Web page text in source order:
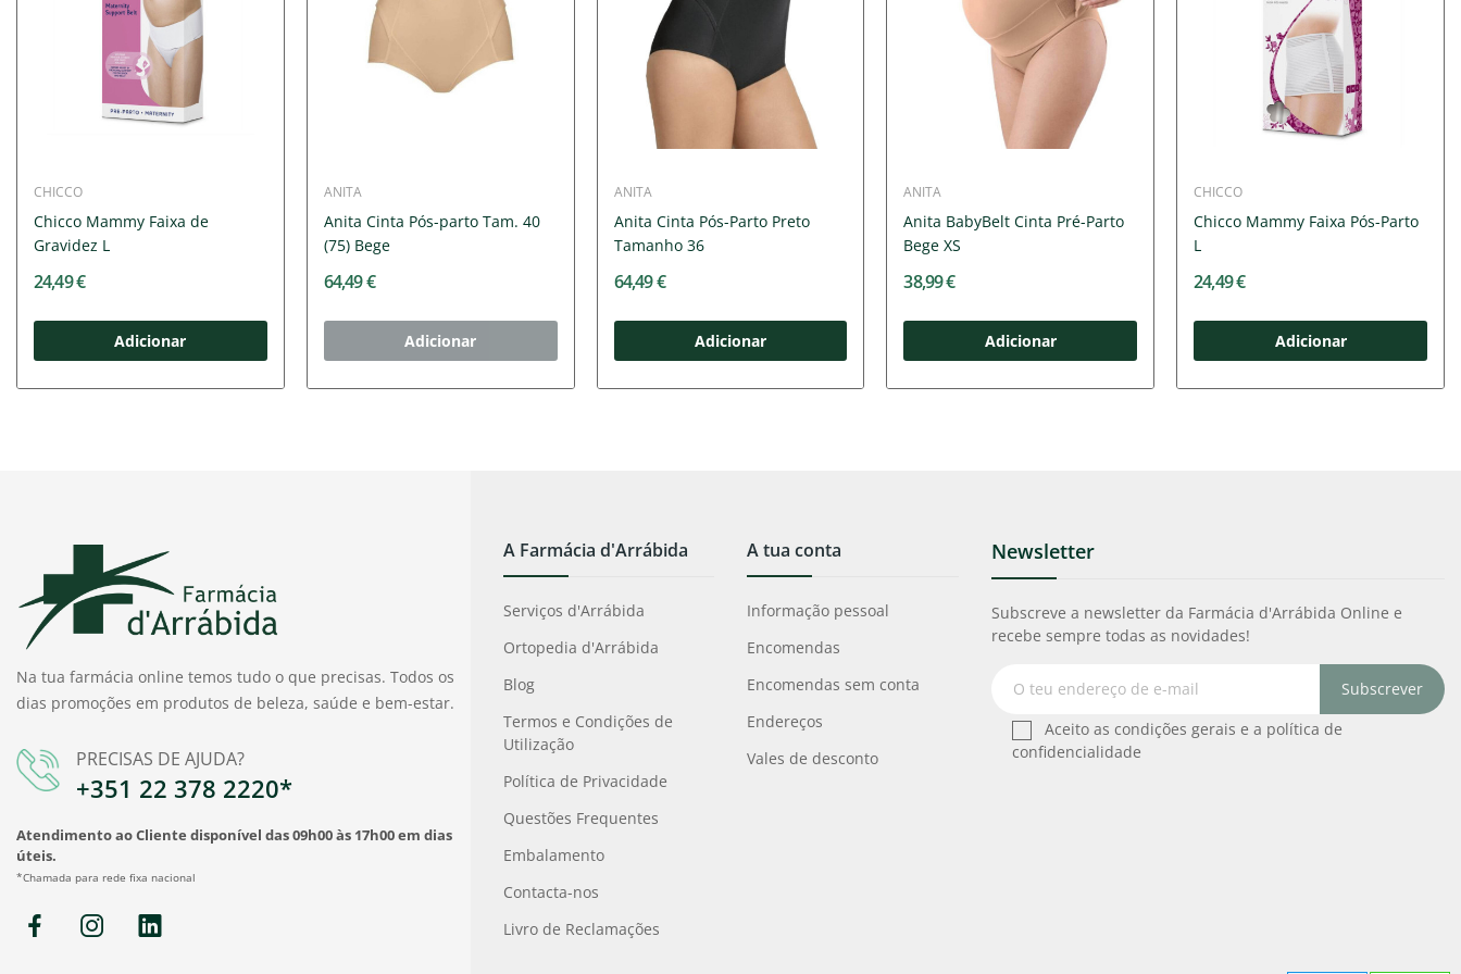
CHICCO
Chicco Mammy Faixa de
Gravidez L
24,49 €
Adicionar
ANITA
Anita Cinta Pós-parto Tam. 40
(75) Bege
64,49 €
Adicionar
ANITA
Anita Cinta Pós-Parto Preto
Tamanho 36
64,49 €
Adicionar
ANITA
Anita BabyBelt Cinta Pré-Parto
Bege XS
38,99 €
Adicionar
CHICCO
Chicco Mammy Faixa Pós-Parto
L
24,49 €
Adicionar
Na tua farmácia online temos tudo o que precisas. Todos os
dias promoções em produtos de beleza, saúde e bem-estar.
PRECISAS DE AJUDA?
+351 22 378 2220*
Atendimento ao Cliente disponível das 09h00 às 17h00 em dias
úteis.
*Chamada para rede fixa nacional
A Farmácia d'Arrábida
Serviços d'Arrábida
Ortopedia d'Arrábida
Blog
Termos e Condições de
Utilização
Política de Privacidade
Questões Frequentes
Embalamento
Contacta-nos
Livro de Reclamações
A tua conta
Informação pessoal
Encomendas
Encomendas sem conta
Endereços
Vales de desconto
Newsletter
Subscreve a newsletter da Farmácia d'Arrábida Online e
recebe sempre todas as novidades!
Subscrever
Aceito as condições gerais e a política de
confidencialidade